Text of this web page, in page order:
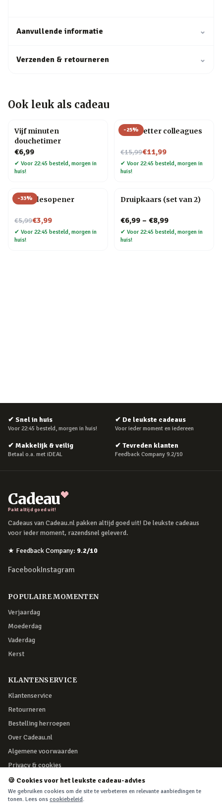
Aanvullende informatie ⌄
Verzenden & retourneren ⌄
Ook leuk als cadeau
Vijf minuten
douchetimer
€6,99
✔ Voor 22:45 besteld, morgen in
huis!
-25%
Mok Better colleagues
€15,99
Nu voor€11,99
✔ Voor 22:45 besteld, morgen in
huis!
-33%
Fiets flesopener
€5,99
Nu voor€3,99
✔ Voor 22:45 besteld, morgen in
huis!
Druipkaars (set van 2)
€6,99 – €8,99
✔ Voor 22:45 besteld, morgen in
huis!
✔ Snel in huis
Voor 22:45 besteld, morgen in huis!
✔ De leukste cadeaus
Voor ieder moment en iedereen
✔ Makkelijk & veilig
Betaal o.a. met iDEAL
✔ Tevreden klanten
Feedback Company 9.2/10
Cadeau
Pakt altijd goed uit!
Cadeaus van Cadeau.nl pakken altijd goed uit! De leukste cadeaus
voor ieder moment, razendsnel geleverd.
★ Feedback Company: 9.2/10
FacebookInstagram
POPULAIRE MOMENTEN
Verjaardag
Moederdag
Vaderdag
Kerst
KLANTENSERVICE
Klantenservice
Retourneren
Bestelling herroepen
Over Cadeau.nl
Algemene voorwaarden
Privacy & cookies
VEILIG BETALEN
🍪 Cookies voor het leukste cadeau-advies
We gebruiken cookies om de site te verbeteren en relevante aanbiedingen te
tonen. Lees ons cookiebeleid.